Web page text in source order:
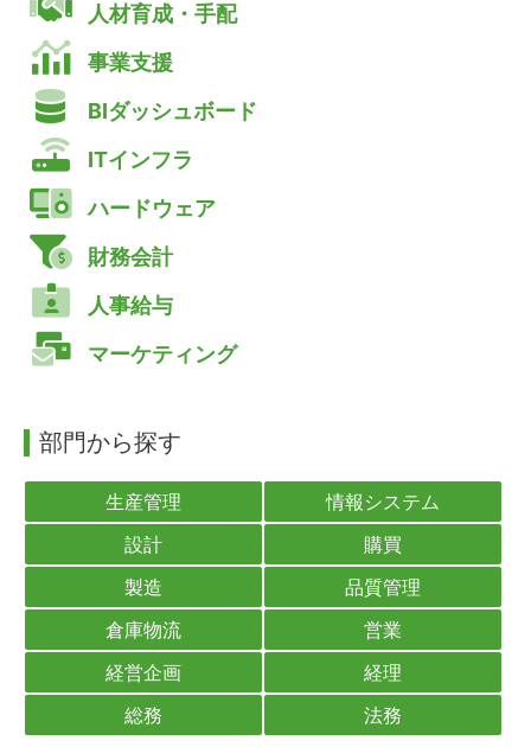
人材育成・手配
事業支援
BIダッシュボード
ITインフラ
ハードウェア
財務会計
人事給与
マーケティング
部門から探す
生産管理
情報システム
設計
購買
製造
品質管理
倉庫物流
営業
経営企画
経理
総務
法務